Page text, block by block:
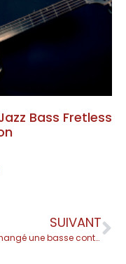
Bass Fretless
SUIVANT
J’ai échangé une basse contre celle-ci